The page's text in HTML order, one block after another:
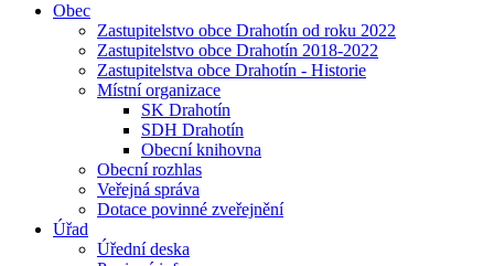
Obec
Zastupitelstvo obce Drahotín od roku 2022
Zastupitelstvo obce Drahotín 2018-2022
Zastupitelstva obce Drahotín - Historie
Místní organizace
SK Drahotín
SDH Drahotín
Obecní knihovna
Obecní rozhlas
Veřejná správa
Dotace povinné zveřejnění
Úřad
Úřední deska